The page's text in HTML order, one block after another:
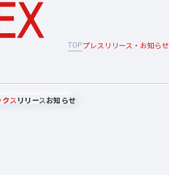
TOPプレスリリース・お知らせ
クスリリースお知らせ